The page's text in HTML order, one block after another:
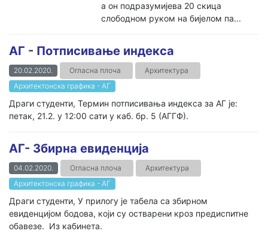
а он подразумијева 20 скица
слободном руком на бијелом па...
АГ - Потписивање индекса
20.02.2020. Огласна плоча
Архитектура
Архитектонска графика - АГ
Драги студенти, Термин потписивања индекса за АГ је:
петак, 21.2. у 12:00 сати у каб. бр. 5 (АГГФ).
AГ- Збирна евиденција
04.02.2020. Огласна плоча
Архитектура
Архитектонска графика - АГ
Драги студенти, У прилогу је табела са збирном
евиденцијом бодова, који су остварени кроз предиспитне
обавезе. Из кабинета.